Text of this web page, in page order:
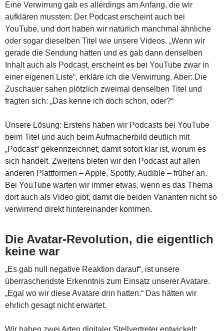
Eine Verwirrung gab es allerdings am Anfang, die wir
aufklären mussten: Der Podcast erscheint auch bei
YouTube, und dort haben wir natürlich manchmal ähnliche
oder sogar dieselben Titel wie unsere Videos. „Wenn wir
gerade die Sendung hatten und es gab dann denselben
Inhalt auch als Podcast, erscheint es bei YouTube zwar in
einer eigenen Liste“, erkläre ich die Verwirrung. Aber: Die
Zuschauer sahen plötzlich zweimal denselben Titel und
fragten sich: „Das kenne ich doch schon, oder?“
Unsere Lösung: Erstens haben wir Podcasts bei YouTube
beim Titel und auch beim Aufmacherbild deutlich mit
„Podcast“ gekennzeichnet, damit sofort klar ist, worum es
sich handelt. Zweitens bieten wir den Podcast auf allen
anderen Plattformen – Apple, Spotify, Audible – früher an.
Bei YouTube warten wir immer etwas, wenn es das Thema
dort auch als Video gibt, damit die beiden Varianten nicht so
verwirrend direkt hintereinander kommen.
Die Avatar-Revolution, die eigentlich
keine war
„Es gab null negative Reaktion darauf“, ist unsere
überraschendste Erkenntnis zum Einsatz unserer Avatare.
„Egal wo wir diese Avatare drin hatten.“ Das hätten wir
ehrlich gesagt nicht erwartet.